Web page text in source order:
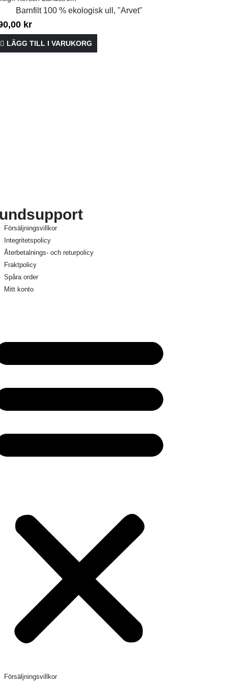
Barnfilt 100 % ekologisk ull, "Arvet"
kr
LÄGG TILL I VARUKORG
Försäljningsvillkor
Integritetspolicy
Återbetalnings- och returpolicy
Fraktpolicy
Spåra order
Mitt konto
Försäljningsvillkor